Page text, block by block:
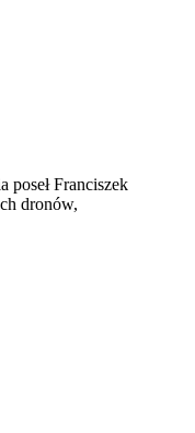
poseł Franciszek
dronów,